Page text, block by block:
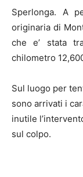
Sperlonga. A
originaria di
che e’ stata
chilometro
Sul luogo per
sono arrivati i
inutile
sul colpo.